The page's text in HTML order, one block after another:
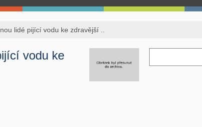
lidé pijící vodu ke zdravější ..
vodu ke